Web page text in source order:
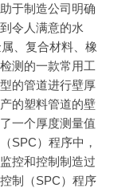
于制造公司明确
令人满意的水
、复合材料、橡
测的一款常用工
的管道进行壁厚
的塑料管道的壁
一个厚度测量值
SPC）程序中，
控和控制制造过
制（SPC）程序